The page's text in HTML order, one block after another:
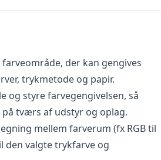
der kan gengives
trykmetode og papir.
og styre farvegengivelsen, så
tværs af udstyr og oplag.
mellem farverum (fx RGB til
den valgte trykfarve og